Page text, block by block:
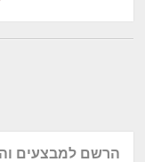
הרשם למבצעים